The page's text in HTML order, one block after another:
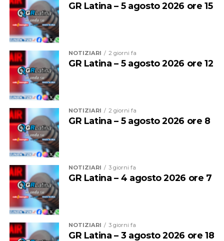
GR Latina – 5 agosto 2026 ore 15
NOTIZIARI 2 giorni fa
GR Latina – 5 agosto 2026 ore 12
NOTIZIARI 2 giorni fa
GR Latina – 5 agosto 2026 ore 8
NOTIZIARI 3 giorni fa
GR Latina – 4 agosto 2026 ore 7
NOTIZIARI 3 giorni fa
GR Latina – 3 agosto 2026 ore 18